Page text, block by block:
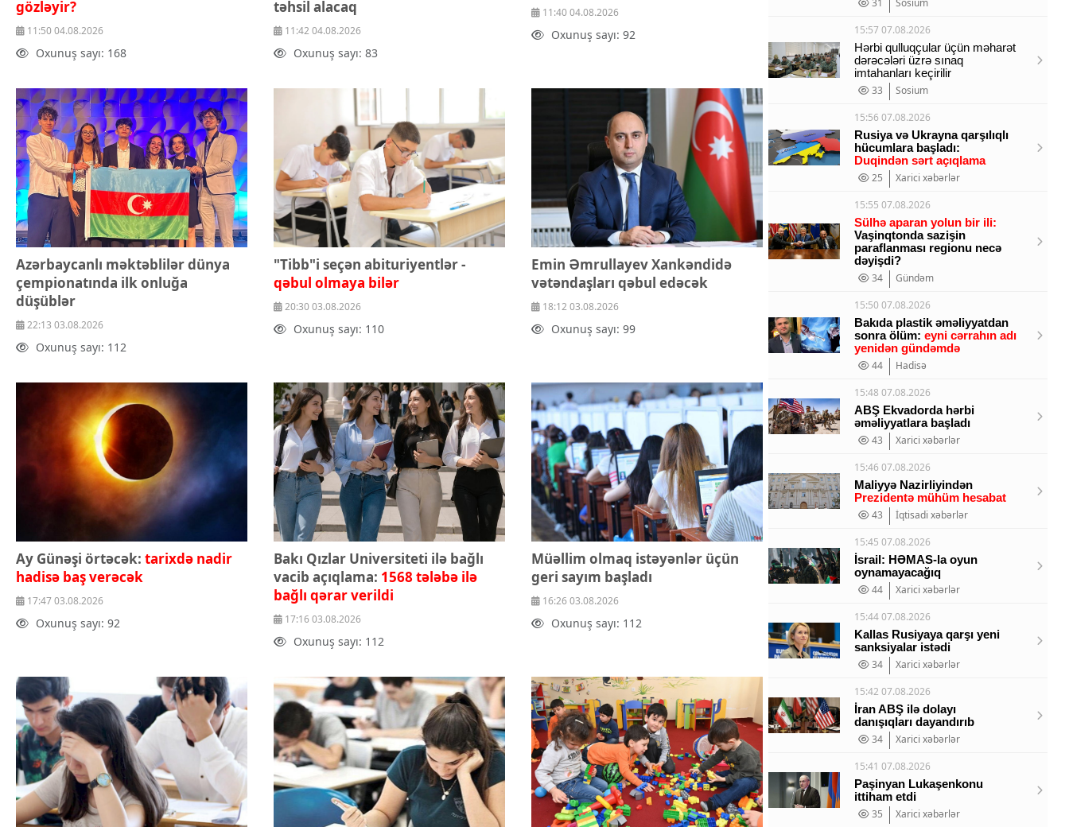
İqtisadiyyat
İqtisadi xəbərlər
Energetika
Neft-qaz
Kənd təsərrüfatı
Hərbi sənaye
Telekommunikasiya və nəqliyyat
COP29
Cəmiyyət
Crossmedia.az - 1 yaş
Siyasət
Məhkəmə və hüquq
Ekologiya
Zəfər - 5
Gənclər və İdman
Media və QHT
Hadisə
Sağlamlıq
Sosium
Mənəvi dəyərlər
Mətbuat-150
Missiyamız
gözləyir?
11:50 04.08.2026
Oxunuş sayı: 168
təhsil alacaq
11:42 04.08.2026
Oxunuş sayı: 83
11:40 04.08.2026
Oxunuş sayı: 92
Azərbaycanlı məktəblilər dünya
çempionatında ilk onluğa
düşüblər
22:13 03.08.2026
Oxunuş sayı: 112
"Tibb"i seçən abituriyentlər -
qəbul olmaya bilər
20:30 03.08.2026
Oxunuş sayı: 110
Emin Əmrullayev Xankəndidə
vətəndaşları qəbul edəcək
18:12 03.08.2026
Oxunuş sayı: 99
Ay Günəşi örtəcək: tarixdə nadir
hadisə baş verəcək
17:47 03.08.2026
Oxunuş sayı: 92
Bakı Qızlar Universiteti ilə bağlı
vacib açıqlama: 1568 tələbə ilə
bağlı qərar verildi
17:16 03.08.2026
Oxunuş sayı: 112
Müəllim olmaq istəyənlər üçün
geri sayım başladı
16:26 03.08.2026
Oxunuş sayı: 112
31
Sosium
15:57 07.08.2026
Hərbi qulluqçular üçün məharət
dərəcələri üzrə sınaq
imtahanları keçirilir
33
Sosium
15:56 07.08.2026
Rusiya və Ukrayna qarşılıqlı
hücumlara başladı:
Duqindən sərt açıqlama
25
Xarici xəbərlər
15:55 07.08.2026
Sülhə aparan yolun bir ili:
Vaşinqtonda sazişin
paraflanması regionu necə
dəyişdi?
34
Gündəm
15:50 07.08.2026
Bakıda plastik əməliyyatdan
sonra ölüm: eyni cərrahın adı
yenidən gündəmdə
44
Hadisə
15:48 07.08.2026
ABŞ Ekvadorda hərbi
əməliyyatlara başladı
43
Xarici xəbərlər
15:46 07.08.2026
Maliyyə Nazirliyindən
Prezidentə mühüm hesabat
43
İqtisadi xəbərlər
15:45 07.08.2026
İsrail: HƏMAS-la oyun
oynamayacağıq
44
Xarici xəbərlər
15:44 07.08.2026
Kallas Rusiyaya qarşı yeni
sanksiyalar istədi
34
Xarici xəbərlər
15:42 07.08.2026
İran ABŞ ilə dolayı
danışıqları dayandırıb
34
Xarici xəbərlər
15:41 07.08.2026
Paşinyan Lukaşenkonu
ittiham etdi
35
Xarici xəbərlər